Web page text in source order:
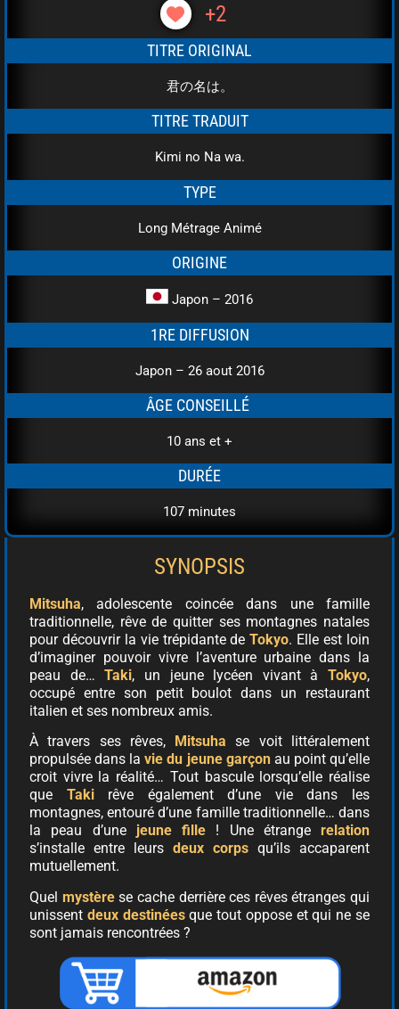
+2
TITRE ORIGINAL
君の名は。
TITRE TRADUIT
Kimi no Na wa.
TYPE
Long Métrage Animé
ORIGINE
Japon – 2016
1RE DIFFUSION
Japon – 26 aout 2016
ÂGE CONSEILLÉ
10 ans et +
DURÉE
107 minutes
SYNOPSIS
Mitsuha, adolescente coincée dans une famille
traditionnelle, rêve de quitter ses montagnes natales
pour découvrir la vie trépidante deTokyo. Elle est loin
d’imaginer pouvoir vivre l’aventure urbaine dans la
peau de…Taki, un jeune lycéen vivant à Tokyo,
occupé entre son petit boulot dans un restaurant
italien et ses nombreux amis.
À travers ses rêves, Mitsuha
se voit littéralement
propulsée dans lavie du jeune garçonau point qu’elle
croit vivre la réalité… Tout bascule lorsqu’elle réalise
que Takirêve également d’une vie dans les
montagnes, entouré d’une famille traditionnelle… dans
la peau d’une jeune fille ! Une étrange relation
s’installe entre leurs deux corps qu’ils accaparent
mutuellement.
Quel mystère se cache derrière ces rêves étranges qui
unissent deux destinéesque tout oppose et qui ne se
sont jamais rencontrées ?